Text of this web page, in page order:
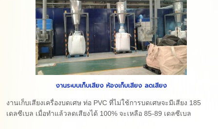
งานระบบเก็บเสียง ห้องเก็บเสียง ลดเสียง
งานเก็บเสียงเครื่องบดเศษ ท่อ PVC ที่ไม่ใช้การบดเศษจะมีเสียง 185
เดลซีเบล เมื่อทำแล้วลดเสียงได้ 100% จะเหลือ 85-89 เดลซีเบล